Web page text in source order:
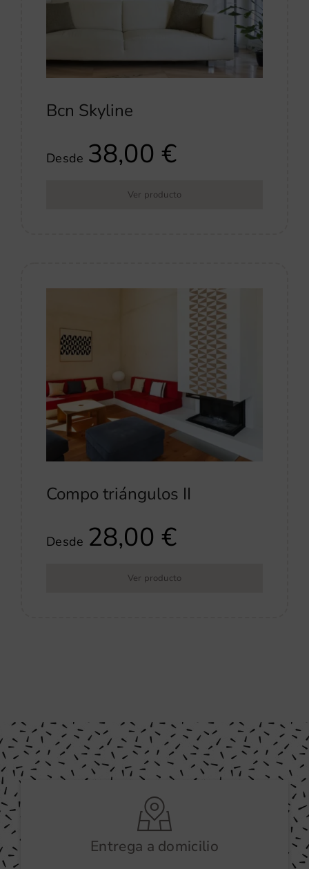
Bcn Skyline
Desde 38,00€
Ver producto
Compo triángulos II
Desde 28,00€
Ver producto
Entrega a domicilio